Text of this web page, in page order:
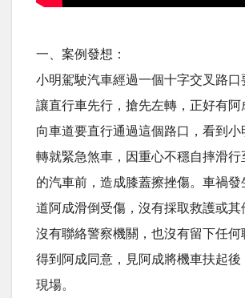
一、案例發想：
小明駕駛汽車經過一個十字交叉路口
讓直行車先行，搶先左轉，正好有阿
向車道要直行通過這個路口，看到小
轉就緊急煞車，因重心不穩自摔滑行
的汽車前，造成膝蓋擦挫傷。車禍發
道阿成滑倒受傷，沒有採取救護或其
沒有聯絡警察機關，也沒有留下任何
得到阿成同意，見阿成將機車扶起後
現場。